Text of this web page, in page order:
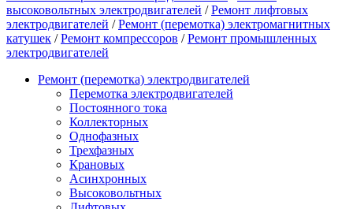
высоковольтных электродвигателей /Ремонт лифтовых
электродвигателей /Ремонт (перемотка) электромагнитных
катушек /Ремонт компрессоров /Ремонт промышленных
электродвигателей
Ремонт (перемотка) электродвигателей
Перемотка электродвигателей
Постоянного тока
Коллекторных
Однофазных
Трехфазных
Крановых
Асинхронных
Высоковольтных